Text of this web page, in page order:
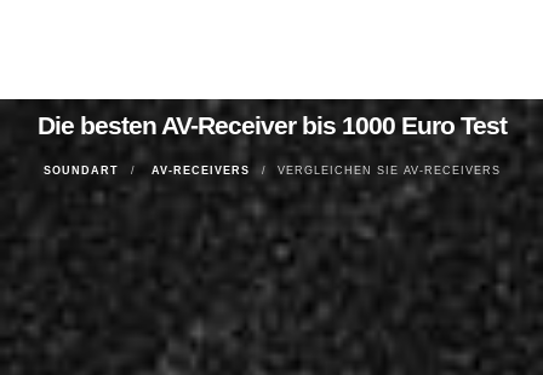
Die besten AV-Receiver bis 1000 Euro Test
SOUNDART AV-RECEIVERS VERGLEICHEN SIE AV-RECEIVERS